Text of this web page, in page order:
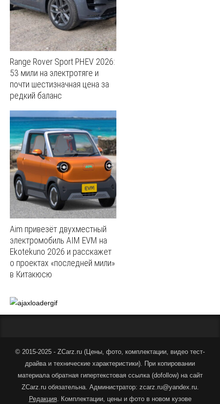
Range Rover Sport PHEV 2026:
53 мили на электротяге и
почти шестизначная цена за
редкий баланс
Aim привезёт двухместный
электромобиль AIM EVM на
Ekotekuno 2026 и расскажет
о проектах «последней мили»
в Китакюсю
© 2015-2025 - ZCarz.ru (Цены, фото, комплектации, видео тест-
драйва и технические характеристики). При копировании
материала обратная гипертекстовая ссылка (dofollow) на сайт
ZCarz.ru обязательна. Администратор: zcarz.ru@yandex.ru.
Редакция. Комплектации, цены и фото в новом кузове